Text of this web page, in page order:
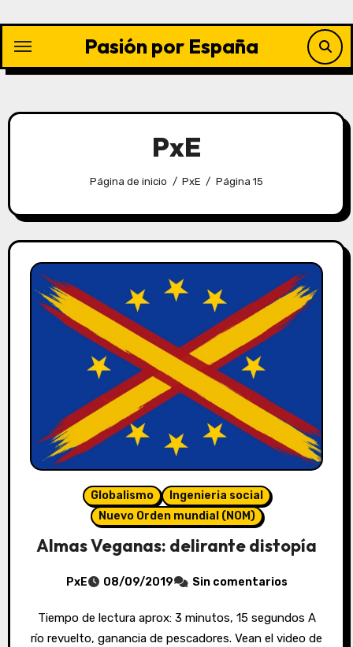
contenido
Pasión por España
PxE
Página de inicio PxE Página 15
Globalismo
Ingenieria social
Nuevo Orden mundial (NOM)
Almas Veganas: delirante distopía
PxE 08/09/2019 Sin comentarios
Tiempo de lectura aprox: 3 minutos, 15 segundos A
río revuelto, ganancia de pescadores. Vean el video de